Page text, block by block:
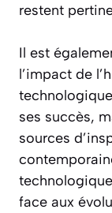
restent
Il est
l’impact de
ses succès,
sources
face aux